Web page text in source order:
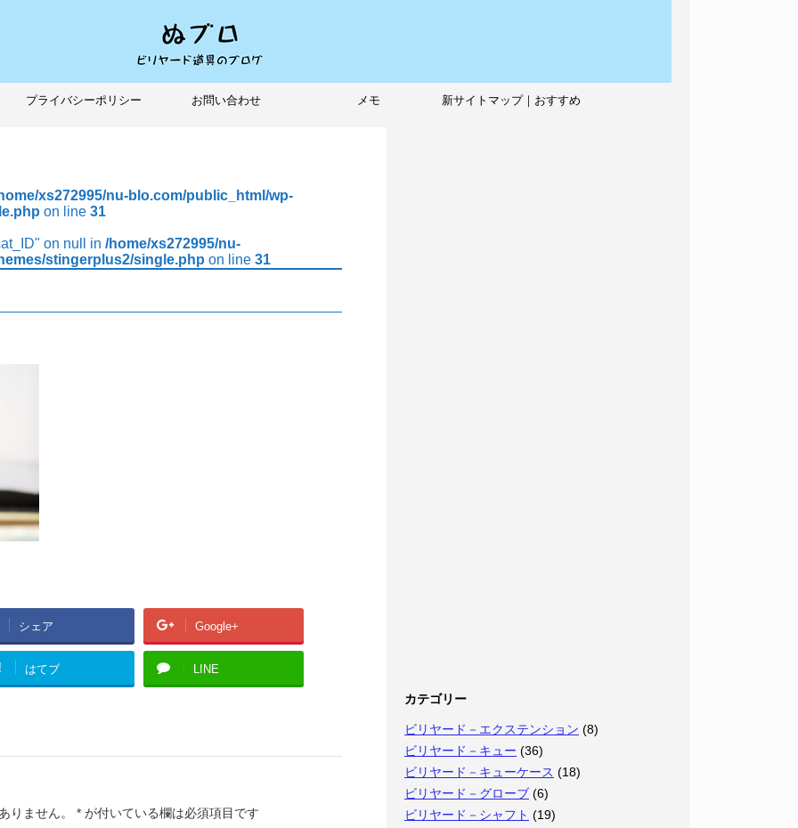
プライバシーポリシー お問い合わせ メモ 新サイトマップ｜おすすめ
xs272995/nu-blo.com/public_html/wp-
on line 31
on null in /home/xs272995/nu-
stingerplus2/single.php on line 31
シェア Google+
はてブ LINE
りません。 * が付いている欄は必須項目です
カテゴリー
ビリヤード－エクステンション (8)
ビリヤード－キュー (36)
ビリヤード－キューケース (18)
ビリヤード－グローブ (6)
ビリヤード－シャフト (19)